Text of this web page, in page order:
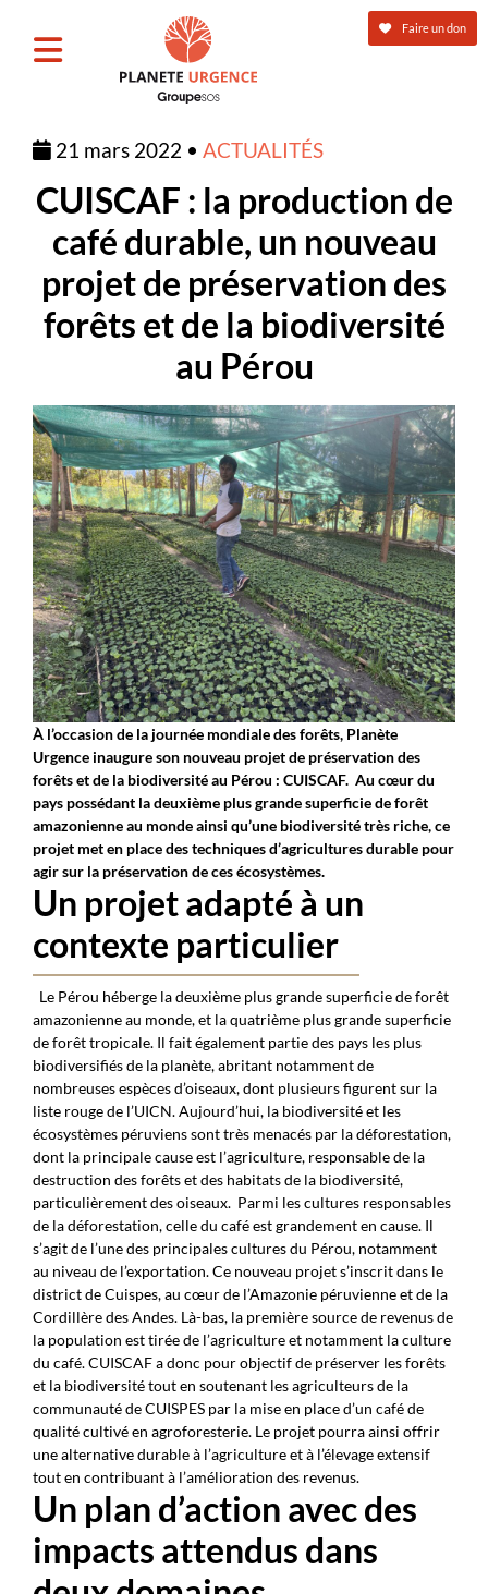
21 mars 2022 • ACTUALITÉS
CUISCAF : la production de
café durable, un nouveau
projet de préservation des
forêts et de la biodiversité
au Pérou
À l’occasion de la journée mondiale des forêts, Planète
Urgence inaugure son nouveau projet de préservation des
forêts et de la biodiversité au Pérou : CUISCAF. Au cœur du
pays possédant la deuxième plus grande superficie de forêt
amazonienne au monde ainsi qu’une biodiversité très riche, ce
projet met en place des techniques d’agricultures durable pour
agir sur la préservation de ces écosystèmes.
Un projet adapté à un
contexte particulier
Le Pérou héberge la deuxième plus grande superficie de forêt
amazonienne au monde, et la quatrième plus grande superficie
de forêt tropicale. Il fait également partie des pays les plus
biodiversifiés de la planète, abritant notamment de
nombreuses espèces d’oiseaux, dont plusieurs figurent sur la
liste rouge de l’UICN. Aujourd’hui, la biodiversité et les
écosystèmes péruviens sont très menacés par la déforestation,
dont la principale cause est l’agriculture, responsable de la
destruction des forêts et des habitats de la biodiversité,
particulièrement des oiseaux. Parmi les cultures responsables
de la déforestation, celle du café est grandement en cause. Il
s’agit de l’une des principales cultures du Pérou, notamment
au niveau de l’exportation. Ce nouveau projet s’inscrit dans le
district de Cuispes, au cœur de l’Amazonie péruvienne et de la
Cordillère des Andes. Là-bas, la première source de revenus de
la population est tirée de l’agriculture et notamment la culture
du café. CUISCAF a donc pour objectif de préserver les forêts
et la biodiversité tout en soutenant les agriculteurs de la
communauté de CUISPES par la mise en place d’un café de
qualité cultivé en agroforesterie. Le projet pourra ainsi offrir
une alternative durable à l’agriculture et à l’élevage extensif
tout en contribuant à l’amélioration des revenus.
Un plan d’action avec des
impacts attendus dans
Faire un don